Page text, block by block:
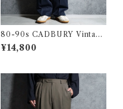
80-90s CADBURY Vintage
Slacks Wool Trousers Mad
e in USA キャドバリー ヴィ
¥14,800